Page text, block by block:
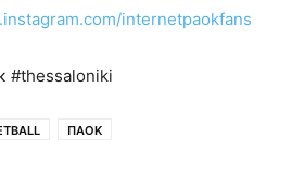
internetpaokfans
#thessaloniki
ΠΑΟΚ